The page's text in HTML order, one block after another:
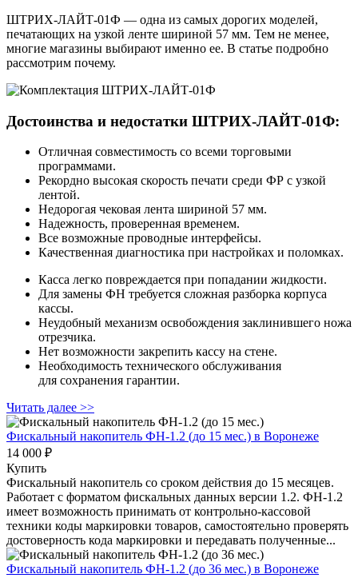
ШТРИХ-ЛАЙТ-01Ф — одна из самых дорогих моделей,
печатающих на узкой ленте шириной 57 мм. Тем не менее,
многие магазины выбирают именно ее. В статье подробно
рассмотрим почему.
Достоинства и недостатки ШТРИХ‑ЛАЙТ‑01Ф:
Отличная совместимость со всеми торговыми
программами.
Рекордно высокая скорость печати среди ФР с узкой
лентой.
Недорогая чековая лента шириной 57 мм.
Надежность, проверенная временем.
Все возможные проводные интерфейсы.
Качественная диагностика при настройках и поломках.
Касса легко повреждается при попадании жидкости.
Для замены ФН требуется сложная разборка корпуса
кассы.
Неудобный механизм освобождения заклинившего ножа
отрезчика.
Нет возможности закрепить кассу на стене.
Необходимость технического обслуживания
для сохранения гарантии.
Читать далее >>
Фискальный накопитель ФН-1.2 (до 15 мес.) в Воронеже
14 000 ₽
Купить
Фискальный накопитель cо сроком действия до 15 месяцев.
Работает с форматом фискальных данных версии 1.2. ФН-1.2
имеет возможность принимать от контрольно-кассовой
техники коды маркировки товаров, самостоятельно проверять
достоверность кода маркировки и передавать полученные...
Фискальный накопитель ФН-1.2 (до 36 мес.) в Воронеже